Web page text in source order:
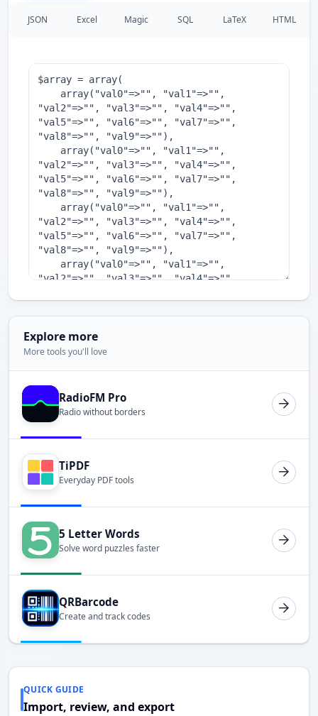
JSON Excel Magic SQL LaTeX HTML
Explore more
More tools you'll love
RadioFM Pro
Radio without borders
TiPDF
Everyday PDF tools
5 Letter Words
Solve word puzzles faster
QRBarcode
Create and track codes
QUICK GUIDE
Import, review, and export